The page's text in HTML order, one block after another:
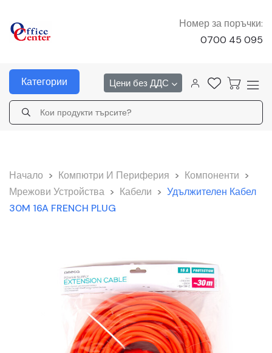
Номер за поръчки:
0700 45 095
Категории Цени без ДДС
Начало > Компютри И Периферия > Компоненти >
Мрежови Устройства > Кабели > Удължителен Кабел
30M 16A FRENCH PLUG